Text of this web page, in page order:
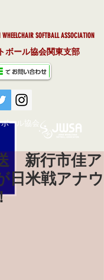
SOFTBALL ASSOCIATION
ボール協会関東支部
ール協会
新行市佳ア
日米戦アナウ